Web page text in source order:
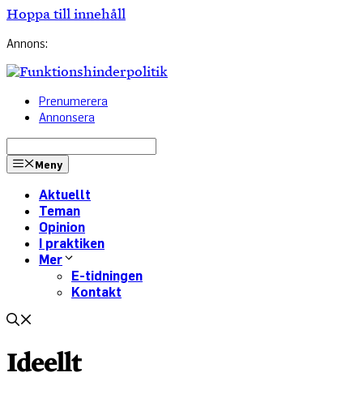
Hoppa till innehåll
Annons:
Prenumerera
Annonsera
Meny
Aktuellt
Teman
Opinion
I praktiken
Mer
E-tidningen
Kontakt
Ideellt